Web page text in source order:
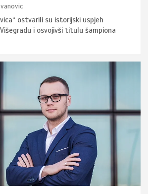
ostvarili su istorijski uspjeh
i osvojivši titulu šampiona